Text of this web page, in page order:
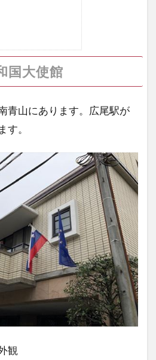
国大使館
青山にあります。広尾駅が
す。
観